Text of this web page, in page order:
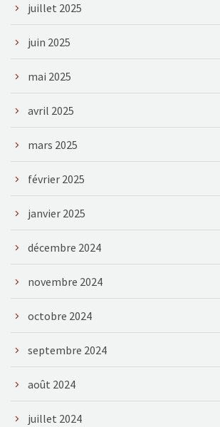
juillet 2025
juin 2025
mai 2025
avril 2025
mars 2025
février 2025
janvier 2025
décembre 2024
novembre 2024
octobre 2024
septembre 2024
août 2024
juillet 2024